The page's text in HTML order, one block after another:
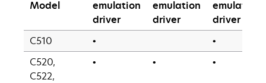
Model
emulation
driver
emulation
driver
emulation
driver
C510
•
•
C520,
C522,
• • •